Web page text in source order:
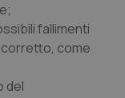
fallimenti
come
del